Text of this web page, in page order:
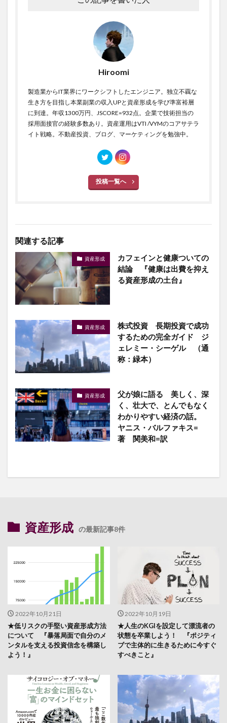
Hiroomi
製造業からIT業界にワークシフトしたエンジニア。独立不覊な
生き方を目指し本業副業の収入UPと資産形成を学び準富裕層
に到達。年収1300万円、JSCORE=932点。企業で技術担当の
採用面接官の経験多数あり。資産運用はVTI /VYMのコアサテラ
イト戦略。不動産投資、ブログ、マーケティングを勉強中。
投稿一覧へ
関連する記事
資産形成
カフェインと健康ついての
結論 『健康は出費を抑え
る資産形成の土台』
資産形成
株式投資 長期投資で成功
するための完全ガイド ジ
ェレミー・シーゲル （通
称：緑本）
資産形成
父が娘に語る 美しく、深
く、壮大で、とんでもなく
わかりやすい経済の話。
ヤニス・バルファキス=
著 関美和=訳
資産形成 の最新記事8件
2022年10月21日
★低リスクの手堅い資産形成方法
について 『暴落局面で自分のメ
ンタルを支える投資信念を構築し
よう！』
2022年10月19日
★人生のKGIを設定して漂流者の
状態を卒業しよう！ 『ポジティ
ブで主体的に生きるために今すぐ
すべきこと』